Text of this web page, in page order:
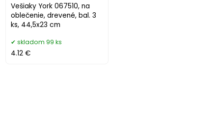
Vešiaky York 067510, na
oblečenie, drevené, bal. 3
ks, 44,5x23 cm
skladom 99 ks
4.12 €